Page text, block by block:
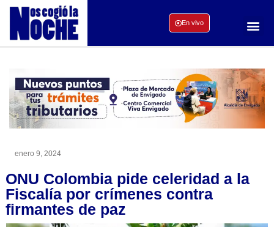
En vivo
enero 9, 2024
ONU Colombia pide celeridad a la
Fiscalía por crímenes contra
firmantes de paz